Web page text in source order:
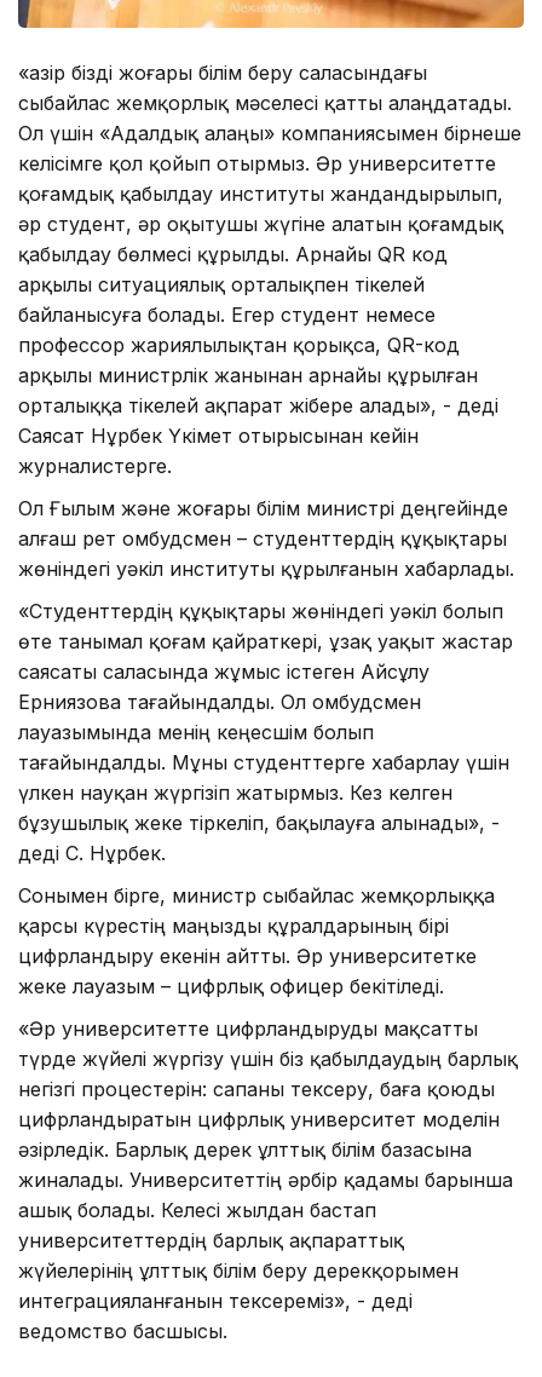
«Қазір бізді жоғары білім беру саласындағы
сыбайлас жемқорлық мәселесі қатты алаңдатады.
Ол үшін «Адалдық алаңы» компаниясымен бірнеше
келісімге қол қойып отырмыз. Әр университетте
қоғамдық қабылдау институты жандандырылып,
әр студент, әр оқытушы жүгіне алатын қоғамдық
қабылдау бөлмесі құрылды. Арнайы QR код
арқылы ситуациялық орталықпен тікелей
байланысуға болады. Егер студент немесе
профессор жариялылықтан қорықса, QR-код
арқылы министрлік жанынан арнайы құрылған
орталыққа тікелей ақпарат жібере алады», - деді
Саясат Нұрбек Үкімет отырысынан кейін
журналистерге.
Ол Ғылым және жоғары білім министрі деңгейінде
алғаш рет омбудсмен – студенттердің құқықтары
жөніндегі уәкіл институты құрылғанын хабарлады.
«Студенттердің құқықтары жөніндегі уәкіл болып
өте танымал қоғам қайраткері, ұзақ уақыт жастар
саясаты саласында жұмыс істеген Айсұлу
Ерниязова тағайындалды. Ол омбудсмен
лауазымында менің кеңесшім болып
тағайындалды. Мұны студенттерге хабарлау үшін
үлкен науқан жүргізіп жатырмыз. Кез келген
бұзушылық жеке тіркеліп, бақылауға алынады», -
деді С. Нұрбек.
Сонымен бірге, министр сыбайлас жемқорлыққа
қарсы күрестің маңызды құралдарының бірі
цифрландыру екенін айтты. Әр университетке
жеке лауазым – цифрлық офицер бекітіледі.
«Әр университетте цифрландыруды мақсатты
түрде жүйелі жүргізу үшін біз қабылдаудың барлық
негізгі процестерін: сапаны тексеру, баға қоюды
цифрландыратын цифрлық университет моделін
әзірледік. Барлық дерек ұлттық білім базасына
жиналады. Университеттің әрбір қадамы барынша
ашық болады. Келесі жылдан бастап
университеттердің барлық ақпараттық
жүйелерінің ұлттық білім беру дерекқорымен
интеграцияланғанын тексереміз», - деді
ведомство басшысы.